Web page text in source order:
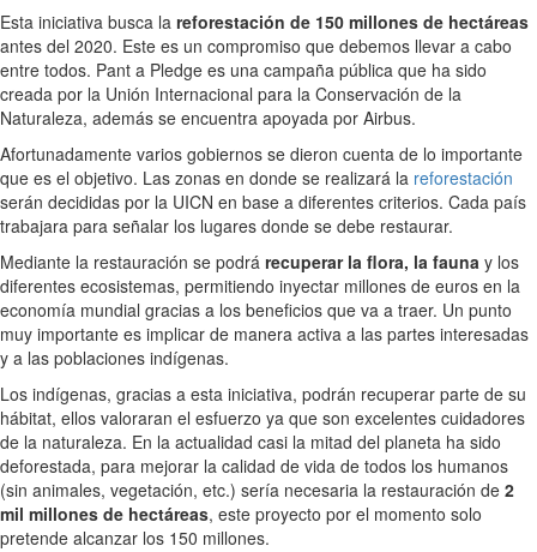
Esta iniciativa busca la reforestación de 150 millones de hectáreas
antes del 2020. Este es un compromiso que debemos llevar a cabo
entre todos. Pant a Pledge es una campaña pública que ha sido
creada por la Unión Internacional para la Conservación de la
Naturaleza, además se encuentra apoyada por Airbus.
Afortunadamente varios gobiernos se dieron cuenta de lo importante
que es el objetivo. Las zonas en donde se realizará la reforestación
serán decididas por la UICN en base a diferentes criterios. Cada país
trabajara para señalar los lugares donde se debe restaurar.
Mediante la restauración se podrá recuperar la flora, la fauna y los
diferentes ecosistemas, permitiendo inyectar millones de euros en la
economía mundial gracias a los beneficios que va a traer. Un punto
muy importante es implicar de manera activa a las partes interesadas
y a las poblaciones indígenas.
Los indígenas, gracias a esta iniciativa, podrán recuperar parte de su
hábitat, ellos valoraran el esfuerzo ya que son excelentes cuidadores
de la naturaleza. En la actualidad casi la mitad del planeta ha sido
deforestada, para mejorar la calidad de vida de todos los humanos
(sin animales, vegetación, etc.) sería necesaria la restauración de 2
mil millones de hectáreas, este proyecto por el momento solo
pretende alcanzar los 150 millones.